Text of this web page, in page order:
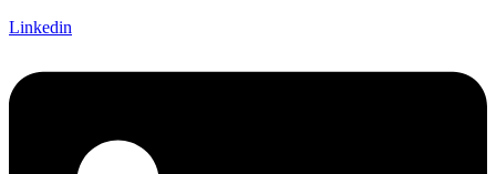
Linkedin